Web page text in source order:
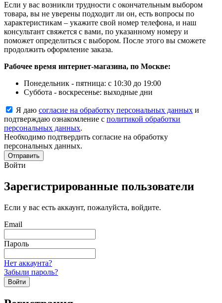
Если у вас возникли трудности с окончательным выбором
товара, вы не уверены подходит ли он, есть вопросы по
характеристикам – укажите свой номер телефона, и наш
консультант свяжется с вами, по указанному номеру и
поможет определиться с выбором. После этого вы сможете
продолжить оформление заказа.
Рабочее время интернет-магазина, по Москве:
Понедельник - пятница: с 10:30 до 19:00
Суббота - воскресенье: выходные дни
Я даю согласие на обработку персональных данных и
подтверждаю ознакомление с политикой обработки
персональных данных.
Необходимо подтвердить согласие на обработку
персональных данных.
Отправить
Войти
Зарегистрированные пользователи
Если у вас есть аккаунт, пожалуйста, войдите.
Email
Пароль
Нет аккаунта?
Забыли пароль?
Войти